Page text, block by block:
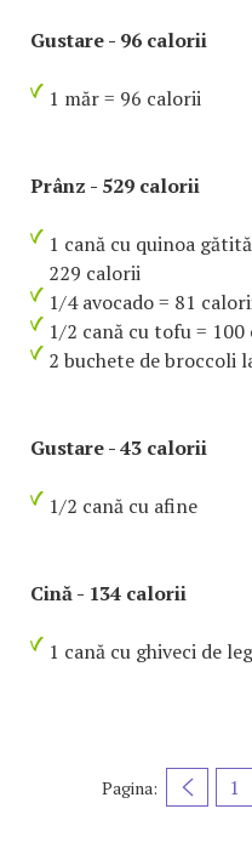
Gustare - 96 calorii
1 măr = 96 calorii
Prânz - 529 calorii
1 cană cu quinoa
229 calorii
1/4 avocado = 81
1/2 cană cu tofu =
2 buchete de broccoli
Gustare - 43 calorii
1/2 cană cu afine
Cină - 134 calorii
1 cană cu ghiveci de
Pagina: 1